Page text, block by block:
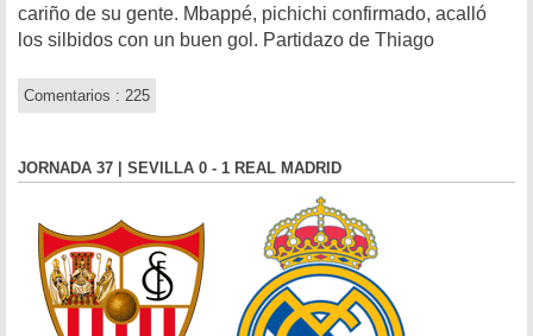
cariño de su gente. Mbappé, pichichi confirmado, acalló
los silbidos con un buen gol. Partidazo de Thiago
Comentarios : 225
JORNADA 37 | SEVILLA 0 - 1 REAL MADRID